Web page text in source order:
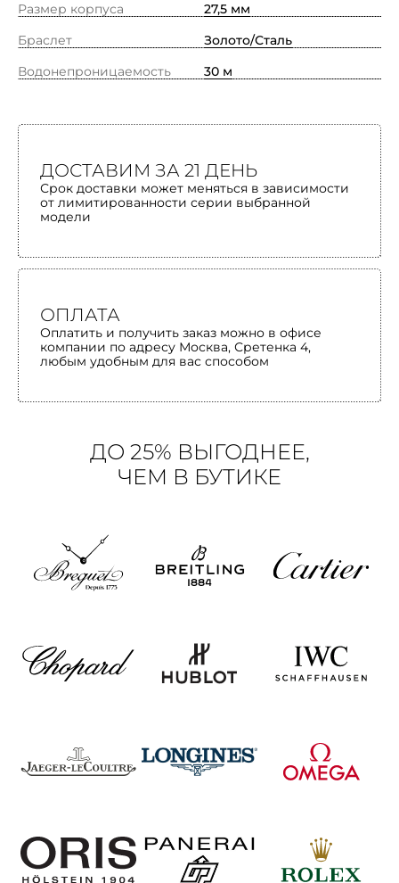
Размер корпуса
27,5 мм
Браслет
Золото/Сталь
Водонепроницаемость
30 м
ДОСТАВИМ ЗА 21 ДЕНЬ
Срок доставки может меняться в зависимости
от лимитированности серии выбранной
модели
ОПЛАТА
Оплатить и получить заказ можно в офисе
компании по адресу Москва, Сретенка 4,
любым удобным для вас способом
ДО 25% ВЫГОДНЕЕ,
ЧЕМ В БУТИКЕ